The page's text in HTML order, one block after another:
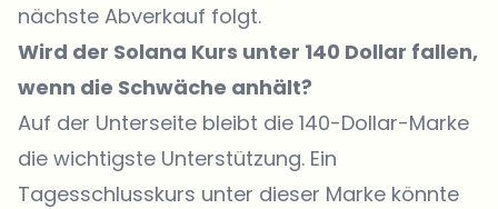
nächste Abverkauf folgt.
Wird der Solana Kurs unter 140 Dollar fallen,
wenn die Schwäche anhält?
Auf der Unterseite bleibt die 140-Dollar-Marke
die wichtigste Unterstützung. Ein
Tagesschlusskurs unter dieser Marke könnte